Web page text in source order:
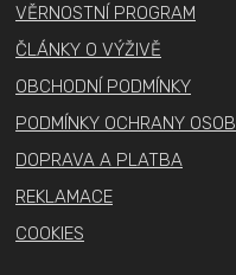
VĚRNOSTNÍ PROGRAM
ČLÁNKY O VÝŽIVĚ
OBCHODNÍ PODMÍNKY
PODMÍNKY OCHRANY
DOPRAVA A PLATBA
REKLAMACE
COOKIES